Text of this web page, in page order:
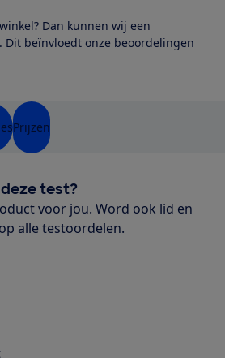
Dan kunnen wij een
beïnvloedt onze beoordelingen
Prijzen
test?
voor jou. Word ook lid en
alle testoordelen.